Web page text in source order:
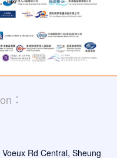
：
Rd Central, Sheung